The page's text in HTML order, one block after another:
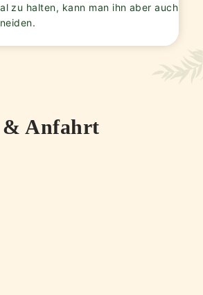
zu halten, kann man ihn aber auch
Anfahrt